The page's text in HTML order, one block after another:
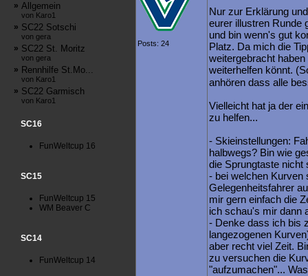
» Allgemein
von Karo1
» SC22 Sotschi
von gera
» SC22 St. Moritz
von gera
» Rennhilfe St.Mo...
von Karo1
» SC22 Garmisch
von Karo1
SC16
FunWeltcup 16
SC15
FunWeltcup 15
WM Beaver C
SC14
FunWeltcup 14
Posts: 24
Nur zur Erklärung
eurer illustren Runde
und bin wenn's gut
Platz. Da mich die
weitergebracht
weiterhelfen könnt.
anhören dass alle
Vielleicht hat ja der
zu helfen...
- Skieinstellungen:
halbwegs? Bin wie
die Sprungtaste nicht
- bei welchen Kurven
Gelegenheitsfahrer
mir gern einfach die
ich schau's mir dann
- Denke dass ich bis
langezogenen
aber recht viel Zeit.
zu versuchen die
"aufzumachen"...